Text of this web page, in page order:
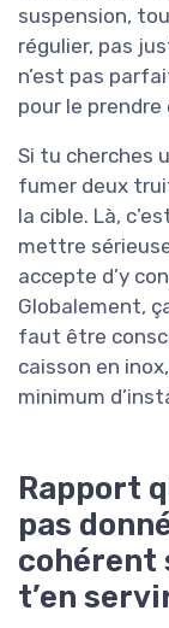
suspension,
régulier, pas
n’est pas
pour le prendre
Si tu cherches
fumer deux
la cible. Là,
mettre
accepte d’y
Globalement,
faut être
caisson en
minimum
Rapport
pas
cohérent
t’en